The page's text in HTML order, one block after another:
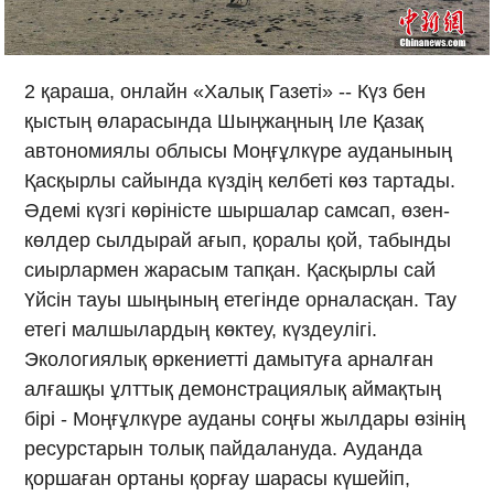
2 қараша, онлайн «Халық Газеті» -- Күз бен
қыстың өларасында Шыңжаңның Іле Қазақ
автономиялы облысы Моңғұлкүре ауданының
Қасқырлы сайында күздің келбеті көз тартады.
Әдемі күзгі көріністе шыршалар самсап, өзен-
көлдер сылдырай ағып, қоралы қой, табынды
сиырлармен жарасым тапқан. Қасқырлы сай
Үйсін тауы шыңының етегінде орналасқан. Тау
етегі малшылардың көктеу, күздеулігі.
Экологиялық өркениетті дамытуға арналған
алғашқы ұлттық демонстрациялық аймақтың
бірі - Моңғұлкүре ауданы соңғы жылдары өзінің
ресурстарын толық пайдалануда. Ауданда
қоршаған ортаны қорғау шарасы күшейіп,